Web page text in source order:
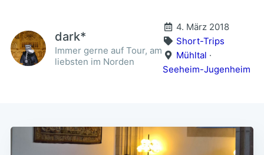
dark*
Immer gerne auf Tour, am
liebsten im Norden
4. März 2018
Short-Trips
Mühltal ·
Seeheim-Jugenheim